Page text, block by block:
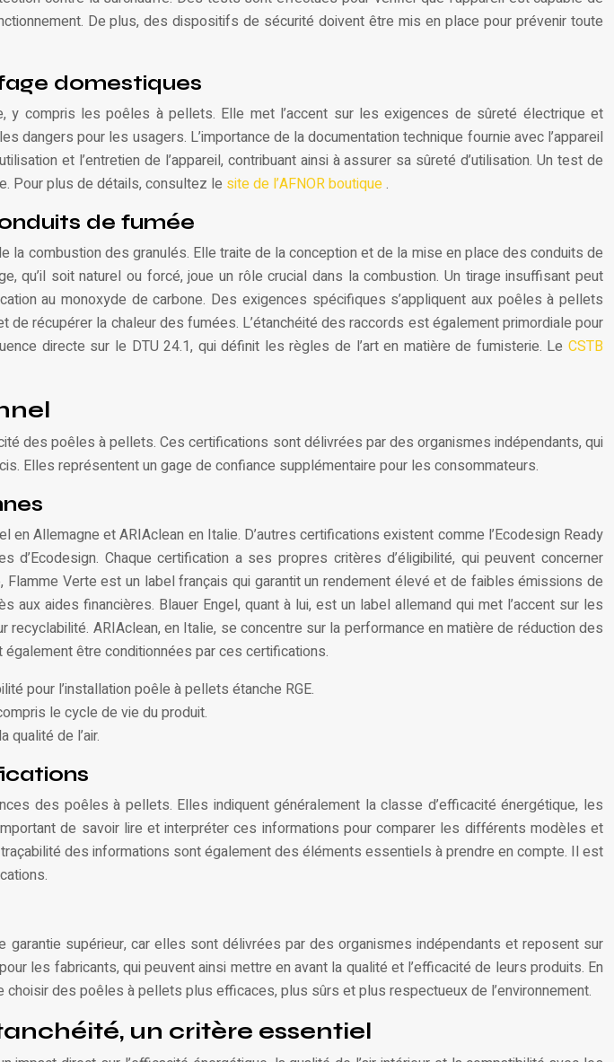
De plus, des dispositifs de sécurité doivent être mis en place pour prévenir toute
domestiques
y compris les poêles à pellets. Elle met l’accent sur les exigences de sûreté électrique et
pour les usagers. L’importance de la documentation technique fournie avec l’appareil
et l’entretien de l’appareil, contribuant ainsi à assurer sa sûreté d’utilisation. Un test de
Pour plus de détails, consultez le site de l’AFNOR boutique.
de fumée
combustion des granulés. Elle traite de la conception et de la mise en place des conduits de
qu’il soit naturel ou forcé, joue un rôle crucial dans la combustion. Un tirage insuffisant peut
au monoxyde de carbone. Des exigences spécifiques s’appliquent aux poêles à pellets
récupérer la chaleur des fumées. L’étanchéité des raccords est également primordiale pour
directe sur le DTU 24.1, qui définit les règles de l’art en matière de fumisterie. Le CSTB
des poêles à pellets. Ces certifications sont délivrées par des organismes indépendants, qui
Elles représentent un gage de confiance supplémentaire pour les consommateurs.
Allemagne et ARIAclean en Italie. D’autres certifications existent comme l’Ecodesign Ready
Chaque certification a ses propres critères d’éligibilité, qui peuvent concerner
Verte est un label français qui garantit un rendement élevé et de faibles émissions de
aides financières. Blauer Engel, quant à lui, est un label allemand qui met l’accent sur les
ARIAclean, en Italie, se concentre sur la performance en matière de réduction des
également être conditionnées par ces certifications.
pour l’installation poêle à pellets étanche RGE.
le cycle de vie du produit.
qualité de l’air.
des poêles à pellets. Elles indiquent généralement la classe d’efficacité énergétique, les
de savoir lire et interpréter ces informations pour comparer les différents modèles et
des informations sont également des éléments essentiels à prendre en compte. Il est
supérieur, car elles sont délivrées par des organismes indépendants et reposent sur
les fabricants, qui peuvent ainsi mettre en avant la qualité et l’efficacité de leurs produits. En
des poêles à pellets plus efficaces, plus sûrs et plus respectueux de l’environnement.
un critère essentiel